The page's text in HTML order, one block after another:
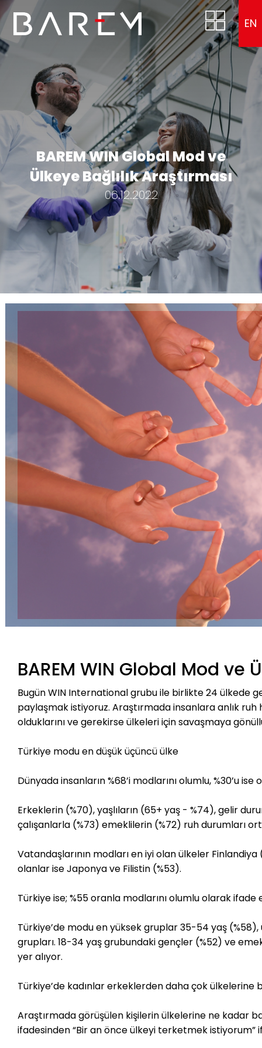
EN
BAREM WIN Global Mod ve
Ülkeye Bağlılık Araştırması
06.12.2022
BAREM WIN Global Mod ve
Bugün WIN International grubu ile birlikte 24 ülkede
paylaşmak istiyoruz. Araştırmada insanlara anlık
olduklarını ve gerekirse ülkeleri için savaşmaya
Türkiye modu en düşük üçüncü ülke
Dünyada insanların %68’i modlarını olumlu, %30’u
Erkeklerin (%70), yaşlıların (65+ yaş - %74), gelir
çalışanlarla (%73) emeklilerin (%72) ruh durumları
Vatandaşlarının modları en iyi olan ülkeler
olanlar ise Japonya ve Filistin (%53).
Türkiye ise; %55 oranla modlarını olumlu olarak
Türkiye’de modu en yüksek gruplar 35-54 yaş
grupları. 18-34 yaş grubundaki gençler (%52) ve
yer alıyor.
Türkiye’de kadınlar erkeklerden daha çok ülkelerine
Araştırmada görüşülen kişilerin ülkelerine ne kadar
ifadesinden “Bir an önce ülkeyi terketmek